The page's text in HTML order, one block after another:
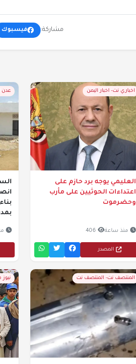
مشاركة: فيسبوك
اخباري نت- اخبار اليمن
العليمي يوجه برد حازم على
اعتداءات الحوثيين على مأرب
وحضرموت
منذ ساعة 406
المصدر
عدن
المنتصف نت- المنتصف نت